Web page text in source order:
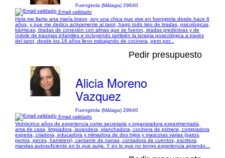
Fuengirola (Málaga) 29640
Email validado
Hola me llamo ana maría bravo, soy una chica que vive en fuengirola desde hace 6
años, y que me dedico activamente al tarot, hago todo tipo de tiradas, psicológicas,
kármicas, tiradas de conexión con almas que se fueron, tiradas predictivas y de
índole de traumas infantiles e incluyendo también la terapia posicológica a través
del tarot, desde los 16 años llevo trabajando de cocinera, pero por...
Pedir presupuesto
Alicia Moreno
Vazquez
Fuengirola (Málaga) 29640
Email validado
Veinticinco años de experiencia como secretaria y organizadora experimentada,
ama de casa, limpiadora, lavandera, planchadora, cocinera de primera, compradora
experta, criadora, educadora y mimadora de dos hijos y mascotas varias (gatos,
perros, peces, hamsters), cantante de nanas, contadora de cuentos, escritora,
manitas autosuficiente en lo que surja. Y en lo que no tengo experiencia aprendo...